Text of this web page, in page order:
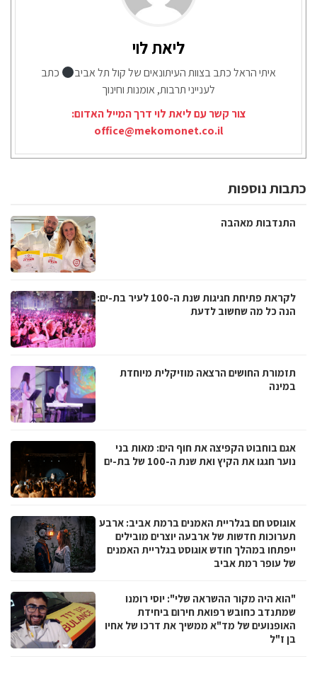
ליאת לוי
איתי הראל כתב בצוות העיתונאים של קול תל אביב
כתב
לענייני תרבות, אומנות וחינוך
צור קשר עם ליאת לוי דרך המייל האדום:
office@mekomonet.co.il
כתבות נוספות
התנדבות מאהבה
לקראת פתיחת חגיגות שנת ה-100 לעיר בת-ים:
הנה כל מה שחשוב לדעת
תזמורת החושים הרצאה מוזיקלית מיוחדת
במינה
אגם בוחבוט הקפיצה את חוף הים: מאות בני
נוער חגגו את הקיץ ואת שנת ה-100 של בת-ים
אוגוסט חם בגלריית האמנים ברמת אביב: ארבע
תערוכות חדשות של ארבעה יוצרים מובילים
ייפתחו במהלך חודש אוגוסט בגלריית האמנים
של עופר רמת אביב
"הוא היה מקור ההשראה שלי": יוסי רומנו
שמתנדב כחובש רפואת חירום ביחידת
האופנועים של מד"א ממשיך את דרכו של אחיו
בן ז"ל